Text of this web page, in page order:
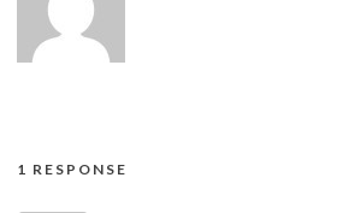
1 RESPONSE